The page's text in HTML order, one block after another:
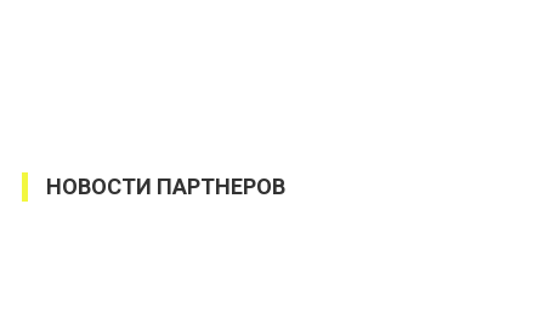
НОВОСТИ ПАРТНЕРОВ